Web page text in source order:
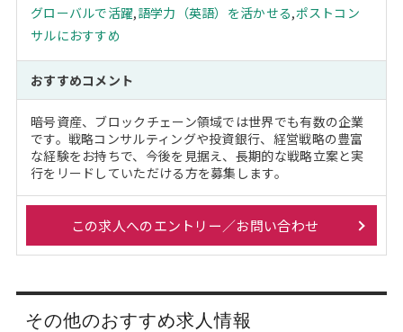
グローバルで活躍,語学力（英語）を活かせる,ポストコン
サルにおすすめ
おすすめコメント
暗号資産、ブロックチェーン領域では世界でも有数の企業
です。戦略コンサルティングや投資銀行、経営戦略の豊富
な経験をお持ちで、今後を見据え、長期的な戦略立案と実
行をリードしていただける方を募集します。
この求人へのエントリー／お問い合わせ
その他のおすすめ求人情報